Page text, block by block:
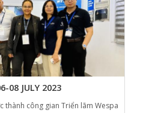
08 JULY 2023
thành công gian Triển lãm Wespa